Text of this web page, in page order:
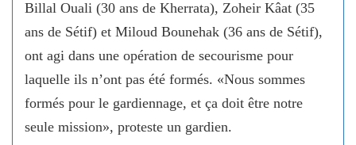
Billal Ouali (30 ans de Kherrata), Zoheir Kâat (35
ans de Sétif) et Miloud Bounehak (36 ans de Sétif),
ont agi dans une opération de secourisme pour
laquelle ils n’ont pas été formés. «Nous sommes
formés pour le gardiennage, et ça doit être notre
seule mission», proteste un gardien.